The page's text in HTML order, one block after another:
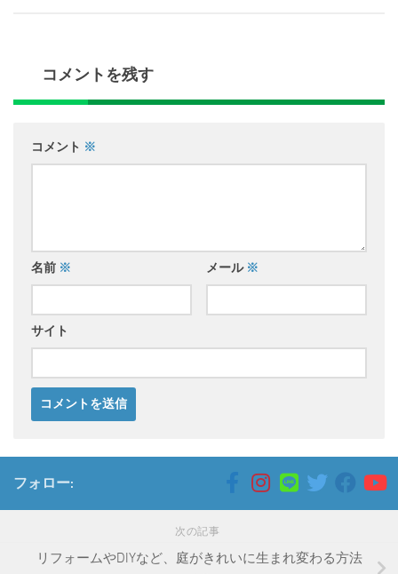
コメントを残す
コメント ※
名前 ※ メール ※
サイト
フォロー:
次の記事
リフォームやDIYなど、庭がきれいに生まれ変わる方法